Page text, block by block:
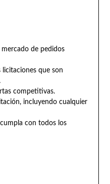
de pedidos
licitaciones que son
competitivas.
incluyendo cualquier
con todos los